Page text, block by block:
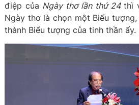
điệp của Ngày thơ lần thứ 24thì
Ngày thơ là chọn một Biểu
thành Biểu tượng của tinh thần ấy.